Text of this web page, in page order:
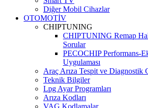
Diğer Mobil Cihazlar
OTOMOTİV
CHIPTUNING
CHIPTUNING Remap
Sorular
PECOCHIP Performans-
Uygulaması
Araç Arıza Tespit ve Diagnostik
Teknik Bilgiler
Lpg Ayar Programları
Arıza Kodları